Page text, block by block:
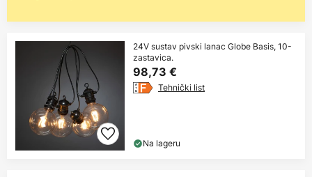
24V sustav pivski lanac Globe Basis, 10-
zastavica.
98,73 €
Tehnički list
Na lageru